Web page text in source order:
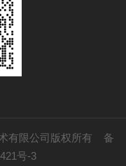
有限公司版权所有 备
号-3